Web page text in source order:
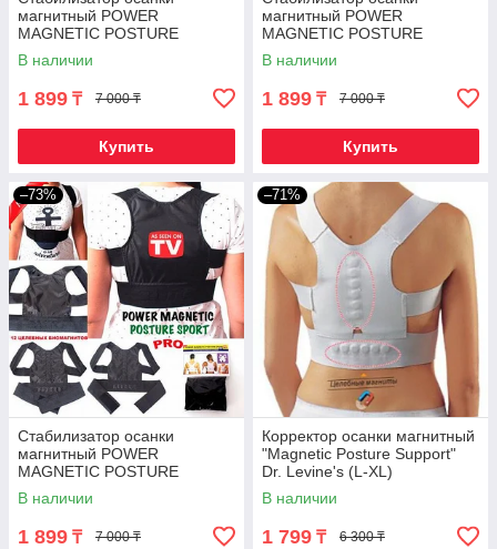
магнитный POWER
MAGNETIC POSTURE
SPORT PRO (XXL / Черный)
В наличии
1 899 ₸ 7 000 ₸
Купить
магнитный POWER
MAGNETIC POSTURE
SPORT PRO (XXL / Белый)
В наличии
1 899 ₸ 7 000 ₸
Купить
–73%
Стабилизатор осанки
магнитный POWER
MAGNETIC POSTURE
SPORT PRO (S / Черный)
В наличии
1 899 ₸ 7 000 ₸
–71%
Корректор осанки магнитный
"Magnetic Posture Support"
Dr. Levine's (L-XL)
В наличии
1 799 ₸ 6 300 ₸